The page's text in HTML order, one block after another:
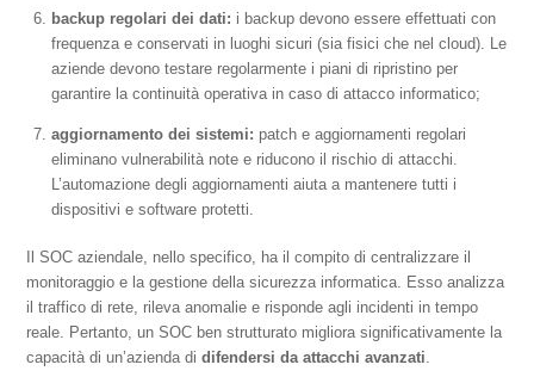
backup regolari dei dati: i backup devono essere effettuati con
frequenza e conservati in luoghi sicuri (sia fisici che nel cloud). Le
aziende devono testare regolarmente i piani di ripristino per
garantire la continuità operativa in caso di attacco informatico;
aggiornamento dei sistemi: patch e aggiornamenti regolari
eliminano vulnerabilità note e riducono il rischio di attacchi.
L’automazione degli aggiornamenti aiuta a mantenere tutti i
dispositivi e software protetti.
Il SOC aziendale, nello specifico, ha il compito di centralizzare il
monitoraggio e la gestione della sicurezza informatica. Esso analizza
il traffico di rete, rileva anomalie e risponde agli incidenti in tempo
reale. Pertanto, un SOC ben strutturato migliora significativamente la
capacità di un’azienda didifendersi da attacchi avanzati